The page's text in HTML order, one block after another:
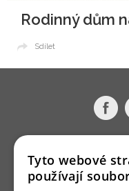
Rodinný dům
Sdílet
Tyto webové
používají